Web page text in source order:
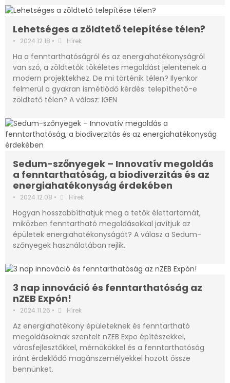
Lehetséges a zöldtető telepítése télen?
• 2024.12.18 • Hírek
Ha a fenntarthatóságról és az energiahatékonyságról
van szó, a zöldtetők tökéletes megoldást jelentenek a
modern projektekhez. De mi történik télen? Ilyenkor
felmerül a gyakran ismétlődő kérdés: telepíthető-e
zöldtető télen? A válasz: IGEN
Sedum-szőnyegek – Innovatív megoldás
a fenntarthatóság, a biodiverzitás és az
energiahatékonyság érdekében
• 2024.12.08 • Hírek
Hogyan hosszabbíthatjuk meg a tetők élettartamát,
miközben fenntartható megoldásokkal javítjuk az
épületek energiahatékonyságát? A válasz a Sedum-
szőnyegek használatában rejlik.
3 nap innováció és fenntarthatóság az
nZEB Expón!
• 2024.11.26 • Hírek
Az energiahatékony épületeknek és fenntartható
megoldásoknak szentelt nZEB Expo építészekkel,
városfejlesztőkkel, mérnökökkel és a fenntarthatóság
iránt érdeklődő magánszemélyekkel hozott össze
bennünket.